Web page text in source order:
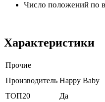
Число положений по
Характеристики
Прочие
Производитель Happy Baby
ТОП20
Да